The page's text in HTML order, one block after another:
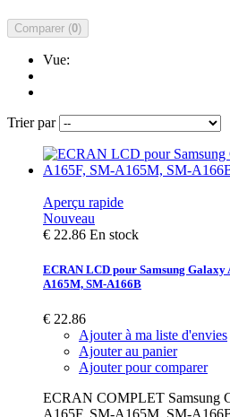
Comparer (0)
Vue:
Trier par
Aperçu rapide
Nouveau
€ 22.86 En stock
ECRAN LCD pour Samsung Galaxy
A165M, SM-A166B
€ 22.86
Ajouter à ma liste d'envies
Ajouter au panier
Ajouter pour comparer
ECRAN COMPLET Samsung